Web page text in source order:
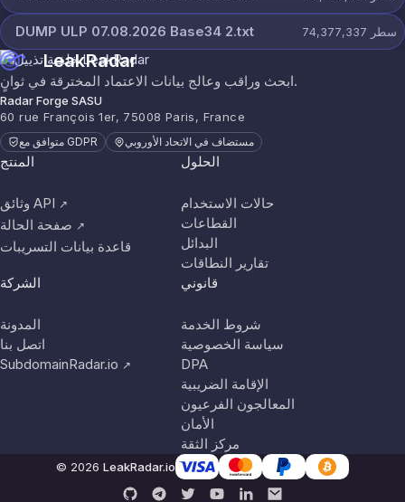
DUMP ULP 07.08.2026 Base34 2.txt 74,377,337 سطر
LeakRadar
ابحث وراقب وعالج بيانات الاعتماد المخترقة في ثوانٍ.
Radar Forge SASU
60 rue François 1er, 75008 Paris, France
متوافق مع GDPR مستضاف في الاتحاد الأوروبي
المنتج
وثائق API ↗
صفحة الحالة ↗
قاعدة بيانات التسريبات
الحلول
حالات الاستخدام
القطاعات
البدائل
تقارير النطاقات
الشركة
المدونة
اتصل بنا
SubdomainRadar.io ↗
قانوني
شروط الخدمة
سياسة الخصوصية
DPA
الإقامة الضريبية
المعالجون الفرعيون
الأمان
مركز الثقة
© 2026 LeakRadar.io